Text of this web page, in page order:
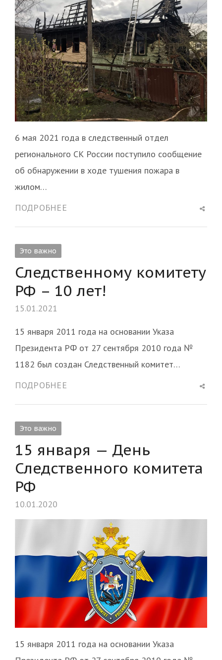
6 мая 2021 года в следственный отдел
регионального СК России поступило сообщение​
об обнаружении в ходе тушения пожара в
жилом…
ПОДРОБНЕЕ
post
Это важно
Следственному комитету
РФ – 10 лет!
15.01.2021
15 января 2011 года на основании Указа
Президента РФ от 27 сентября 2010 года №
1182 был создан Следственный комитет…
ПОДРОБНЕЕ
post
Это важно
15 января — День
Следственного комитета
РФ
10.01.2020
15 января 2011 года на основании Указа